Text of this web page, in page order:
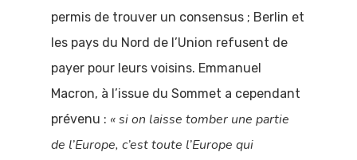
permis de trouver un consensus ; Berlin et
les pays du Nord de l’Union refusent de
payer pour leurs voisins. Emmanuel
Macron, à l’issue du Sommet a cependant
prévenu : « si on laisse tomber une partie
de l’Europe, c’est toute l’Europe qui